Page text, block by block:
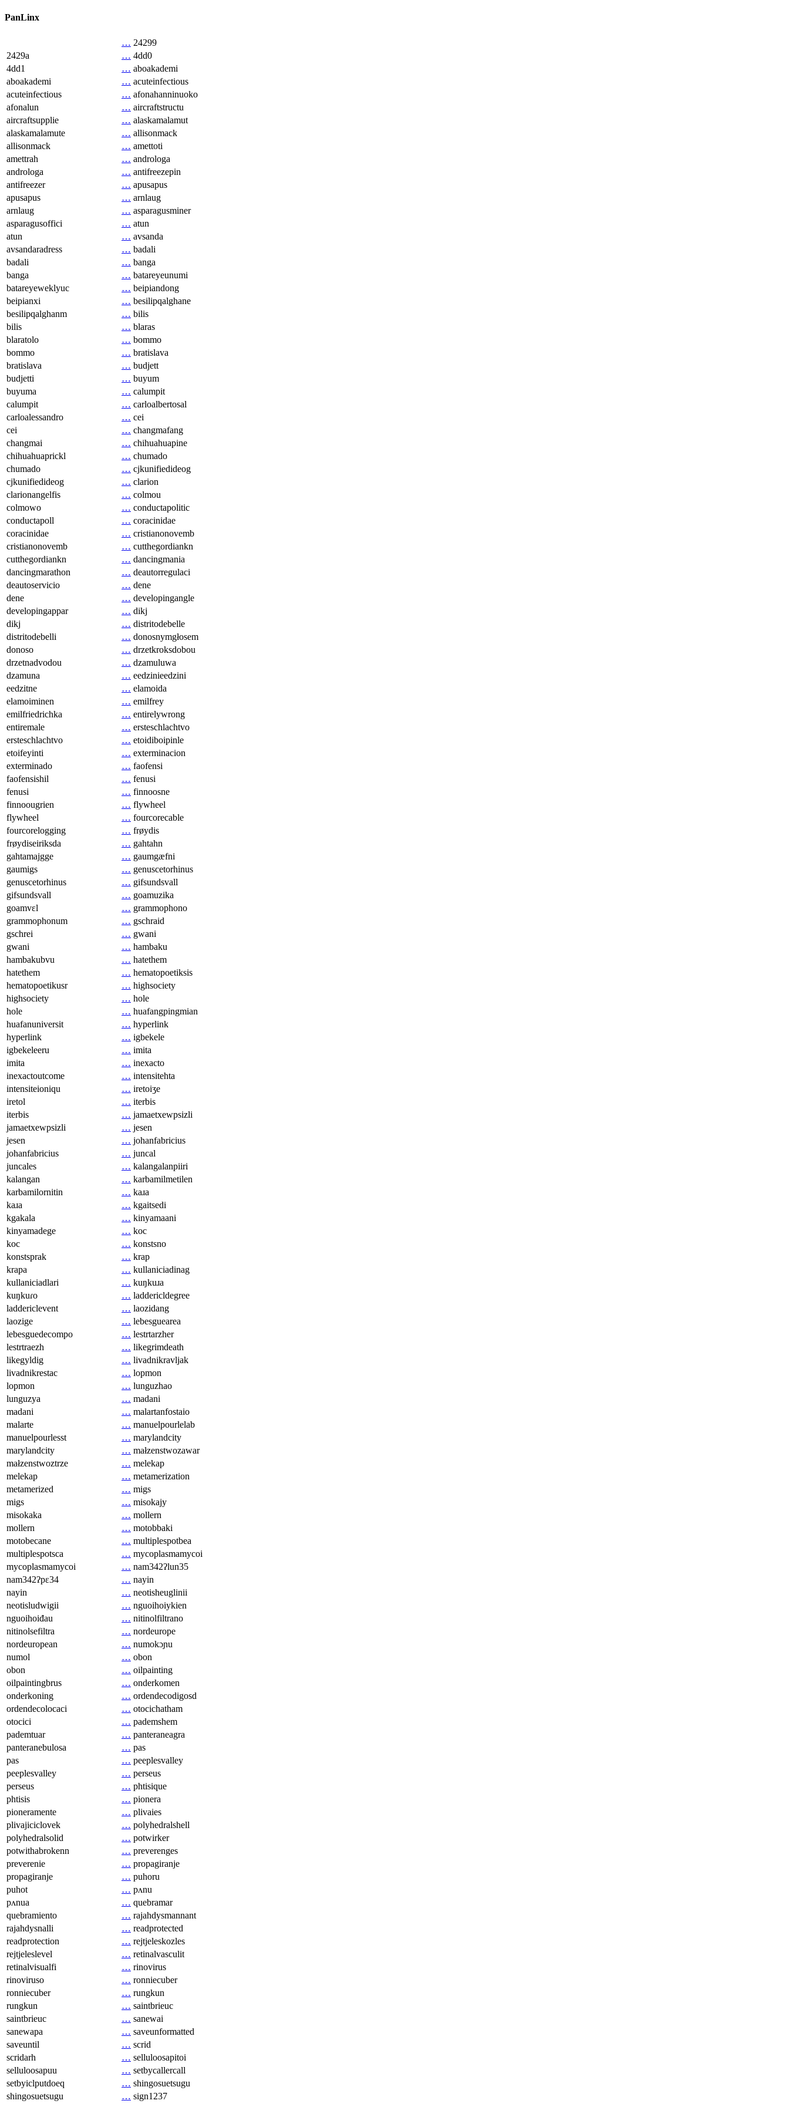
PanLinx
… 24299
2429a
… 4dd0
4dd1
… aboakademi
aboakademi
… acuteinfectious
acuteinfectious
… afonahanninuoko
afonalun
… aircraftstructu
aircraftsupplie
… alaskamalamut
alaskamalamute
… allisonmack
allisonmack
… amettoti
amettrah
… androloga
androloga
… antifreezepin
antifreezer
… apusapus
apusapus
… arnlaug
arnlaug
… asparagusminer
asparagusoffici
… atun
atun
… avsanda
avsandaradress
… badali
badali
… banga
banga
… batareyeunumi
batareyeweklyuc
… beipiandong
beipianxi
… besilipqalghane
besilipqalghanm
… bilis
bilis
… blaras
blaratolo
… bommo
bommo
… bratislava
bratislava
… budjett
budjetti
… buyum
buyuma
… calumpit
calumpit
… carloalbertosal
carloalessandro
… cei
cei
… changmafang
changmai
… chihuahuapine
chihuahuaprickl
… chumado
chumado
… cjkunifiedideog
cjkunifiedideog
… clarion
clarionangelfis
… colmou
colmowo
… conductapolitic
conductapoll
… coracinidae
coracinidae
… cristianonovemb
cristianonovemb
… cutthegordiankn
cutthegordiankn
… dancingmania
dancingmarathon
… deautorregulaci
deautoservicio
… dene
dene
… developingangle
developingappar
… dikj
dikj
… distritodebelle
distritodebelli
… donosnymgłosem
donoso
… drzetkroksdobou
drzetnadvodou
… dzamuluwa
dzamuna
… eedzinieedzini
eedzitne
… elamoida
elamoiminen
… emilfrey
emilfriedrichka
… entirelywrong
entiremale
… ersteschlachtvo
ersteschlachtvo
… etoidiboipinle
etoifeyinti
… exterminacion
exterminado
… faofensi
faofensishil
… fenusi
fenusi
… finnoosne
finnoougrien
… flywheel
flywheel
… fourcorecable
fourcorelogging
… frøydis
frøydiseiriksda
… gahtahn
gahtamajgge
… gaumgæfni
gaumigs
… genuscetorhinus
genuscetorhinus
… gifsundsvall
gifsundsvall
… goamuzika
goamvɛl
… grammophono
grammophonum
… gschraid
gschrei
… gwani
gwani
… hambaku
hambakubvu
… hatethem
hatethem
… hematopoetiksis
hematopoetikusr
… highsociety
highsociety
… hole
hole
… huafangpingmian
huafanuniversit
… hyperlink
hyperlink
… igbekele
igbekeleeru
… imita
imita
… inexacto
inexactoutcome
… intensitehta
intensiteioniqu
… iretoiʒe
iretol
… iterbis
iterbis
… jamaetxewpsizli
jamaetxewpsizli
… jesen
jesen
… johanfabricius
johanfabricius
… juncal
juncales
… kalangalanpiiri
kalangan
… karbamilmetilen
karbamilornitin
… kaɹa
kaɹa
… kgaitsedi
kgakala
… kinyamaani
kinyamadege
… koc
koc
… konstsno
konstsprak
… krap
krapa
… kullaniciadinag
kullaniciadlari
… kuŋkuɹa
kuŋkuɾo
… laddericldegree
laddericlevent
… laozidang
laozige
… lebesguearea
lebesguedecompo
… lestrtarzher
lestrtraezh
… likegrimdeath
likegyldig
… livadnikravljak
livadnikrestac
… lopmon
lopmon
… lunguzhao
lunguzya
… madani
madani
… malartanfostaio
malarte
… manuelpourlelab
manuelpourlesst
… marylandcity
marylandcity
… małzenstwozawar
małzenstwoztrze
… melekap
melekap
… metamerization
metamerized
… migs
migs
… misokajy
misokaka
… mollern
mollern
… motobbaki
motobecane
… multiplespotbea
multiplespotsca
… mycoplasmamycoi
mycoplasmamycoi
… nam342ʔlun35
nam342ʔpɛ34
… nayin
nayin
… neotisheuglinii
neotisludwigii
… nguoihoiykien
nguoihoiđau
… nitinolfiltrano
nitinolsefiltra
… nordeurope
nordeuropean
… numokɔɲu
numol
… obon
obon
… oilpainting
oilpaintingbrus
… onderkomen
onderkoning
… ordendecodigosd
ordendecolocaci
… otocichatham
otocici
… pademshem
pademtuar
… panteraneagra
panteranebulosa
… pas
pas
… peeplesvalley
peeplesvalley
… perseus
perseus
… phtisique
phtisis
… pionera
pioneramente
… plivaies
plivajiciclovek
… polyhedralshell
polyhedralsolid
… potwirker
potwithabrokenn
… preverenges
preverenie
… propagiranje
propagiranje
… puhoru
puhot
… pʌnu
pʌnua
… quebramar
quebramiento
… rajahdysmannant
rajahdysnalli
… readprotected
readprotection
… rejtjeleskozles
rejtjeleslevel
… retinalvasculit
retinalvisualfi
… rinovirus
rinoviruso
… ronniecuber
ronniecuber
… rungkun
rungkun
… saintbrieuc
saintbrieuc
… sanewai
sanewapa
… saveunformatted
saveuntil
… scrid
scridarh
… selluloosapitoi
selluloosapuu
… setbycallercall
setbyiclputdoeq
… shingosuetsugu
shingosuetsugu
… sign1237